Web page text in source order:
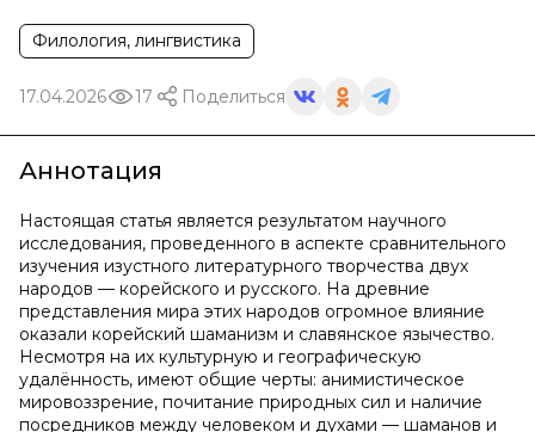
Филология, лингвистика
17.04.2026 17 Поделиться
Аннотация
Настоящая статья является результатом научного
исследования, проведенного в аспекте сравнительного
изучения изустного литературного творчества двух
народов — корейского и русского. На древние
представления мира этих народов огромное влияние
оказали корейский шаманизм и славянское язычество.
Несмотря на их культурную и географическую
удалённость, имеют общие черты: анимистическое
мировоззрение, почитание природных сил и наличие
посредников между человеком и духами — шаманов и